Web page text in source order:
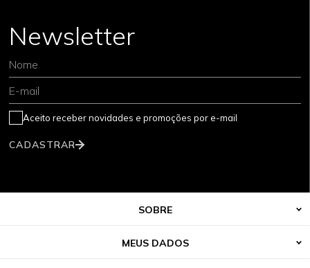
Newsletter
Nome
E-mail
CADASTRAR
Aceito receber novidades e promoções por e-mail
SOBRE
MEUS DADOS